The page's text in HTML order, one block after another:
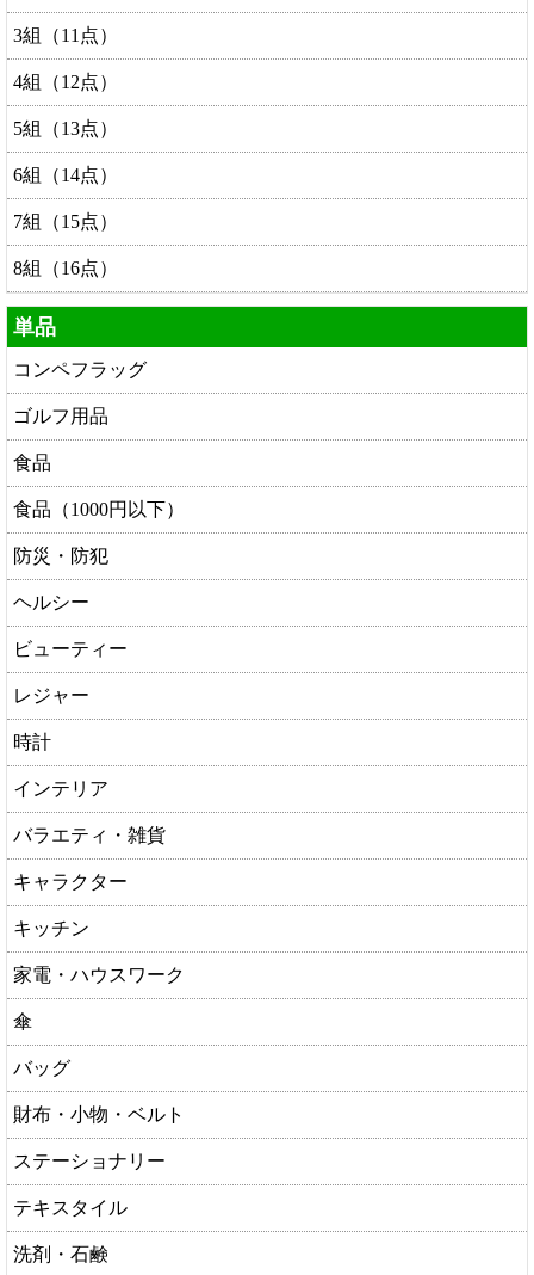
3組（11点）
4組（12点）
5組（13点）
6組（14点）
7組（15点）
8組（16点）
単品
コンペフラッグ
ゴルフ用品
食品
食品（1000円以下）
防災・防犯
ヘルシー
ビューティー
レジャー
時計
インテリア
バラエティ・雑貨
キャラクター
キッチン
家電・ハウスワーク
傘
バッグ
財布・小物・ベルト
ステーショナリー
テキスタイル
洗剤・石鹸